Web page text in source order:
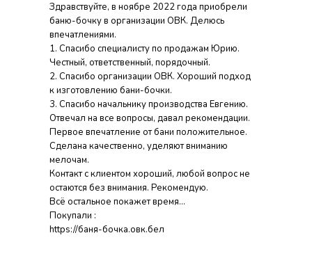
Здравствуйте, в ноябре 2022 года приобрели
баню-бочку в организации ОВК. Делюсь
впечатлениями.
1. Спасибо специалисту по продажам Юрию.
Честный, ответственный, порядочный.
2. Спасибо организации ОВК. Хороший подход
к изготовлению бани-бочки.
3. Спасибо начальнику производства Евгению.
Отвечал на все вопросы, давал рекомендации.
Первое впечатление от бани положительное.
Сделана качественно, уделяют вниманию
мелочам.
Контакт с клиентом хороший, любой вопрос не
остаются без внимания. Рекомендую.
Всё остальное покажет время...
Покупали :
https://баня-бочка.овк.бел